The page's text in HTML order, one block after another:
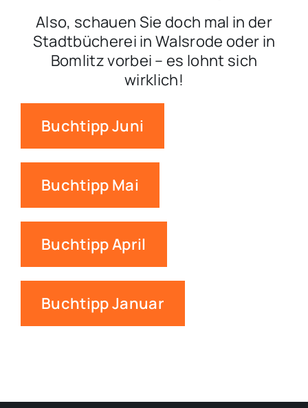
Also, schauen Sie doch mal in der
Stadtbücherei in Walsrode oder in
Bomlitz vorbei – es lohnt sich
wirklich!
Buchtipp Juni
Buchtipp Mai
Buchtipp April
Buchtipp Januar